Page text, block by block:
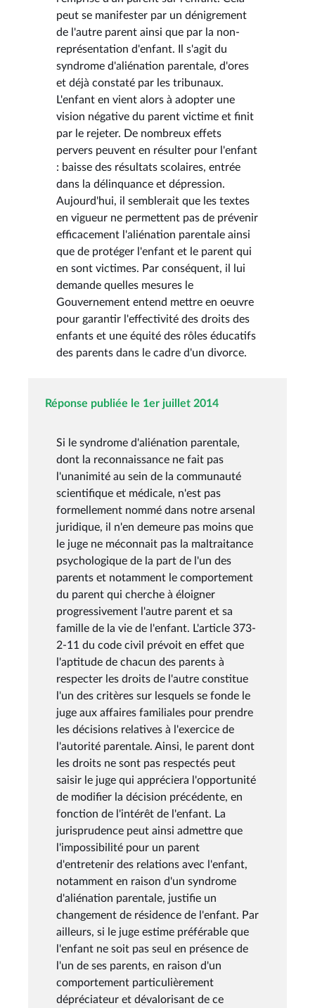
peut se manifester par un dénigrement
de l'autre parent ainsi que par la non-
représentation d'enfant. Il s'agit du
syndrome d'aliénation parentale, d'ores
et déjà constaté par les tribunaux.
L'enfant en vient alors à adopter une
vision négative du parent victime et finit
par le rejeter. De nombreux effets
pervers peuvent en résulter pour l'enfant
: baisse des résultats scolaires, entrée
dans la délinquance et dépression.
Aujourd'hui, il semblerait que les textes
en vigueur ne permettent pas de prévenir
efficacement l'aliénation parentale ainsi
que de protéger l'enfant et le parent qui
en sont victimes. Par conséquent, il lui
demande quelles mesures le
Gouvernement entend mettre en oeuvre
pour garantir l'effectivité des droits des
enfants et une équité des rôles éducatifs
des parents dans le cadre d'un divorce.
Réponse publiée le 1er juillet 2014
Si le syndrome d'aliénation parentale,
dont la reconnaissance ne fait pas
l'unanimité au sein de la communauté
scientifique et médicale, n'est pas
formellement nommé dans notre arsenal
juridique, il n'en demeure pas moins que
le juge ne méconnait pas la maltraitance
psychologique de la part de l'un des
parents et notamment le comportement
du parent qui cherche à éloigner
progressivement l'autre parent et sa
famille de la vie de l'enfant. L'article 373-
2-11 du code civil prévoit en effet que
l'aptitude de chacun des parents à
respecter les droits de l'autre constitue
l'un des critères sur lesquels se fonde le
juge aux affaires familiales pour prendre
les décisions relatives à l'exercice de
l'autorité parentale. Ainsi, le parent dont
les droits ne sont pas respectés peut
saisir le juge qui appréciera l'opportunité
de modifier la décision précédente, en
fonction de l'intérêt de l'enfant. La
jurisprudence peut ainsi admettre que
l'impossibilité pour un parent
d'entretenir des relations avec l'enfant,
notamment en raison d'un syndrome
d'aliénation parentale, justifie un
changement de résidence de l'enfant. Par
ailleurs, si le juge estime préférable que
l'enfant ne soit pas seul en présence de
l'un de ses parents, en raison d'un
comportement particulièrement
dépréciateur et dévalorisant de ce